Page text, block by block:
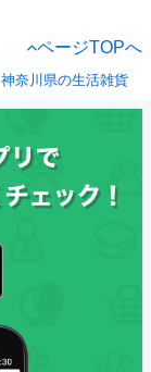
ページTOPへ
神奈川県の生活雑貨